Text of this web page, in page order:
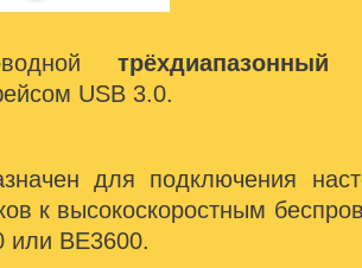
трёхдиапазонный
USB 3.0.
для подключения
к высокоскоростным
или BE3600.